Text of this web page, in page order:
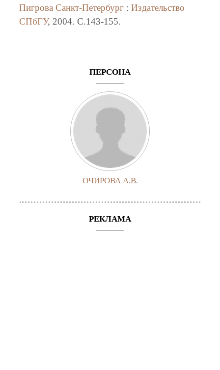
Пигрова Санкт-Петербург: Издательство
СПбГУ, 2004. C.143-155.
ПЕРСОНА
ОЧИРОВА А.В.
РЕКЛАМА